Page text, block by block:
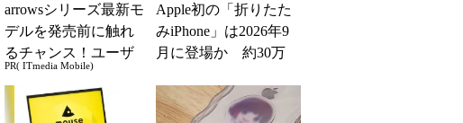
arrowsシリーズ最新モ
デルを発売前に触れ
るチャンス！ユーザ
ー座談会開催
PR( ITmedia Mobile)
Apple初の「折りたた
みiPhone」は2026年9
月に登場か 約30万